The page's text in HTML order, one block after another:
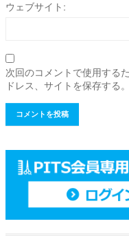
ウェブサイト:
次回のコメントで使用する
ドレス、サイトを保存する。